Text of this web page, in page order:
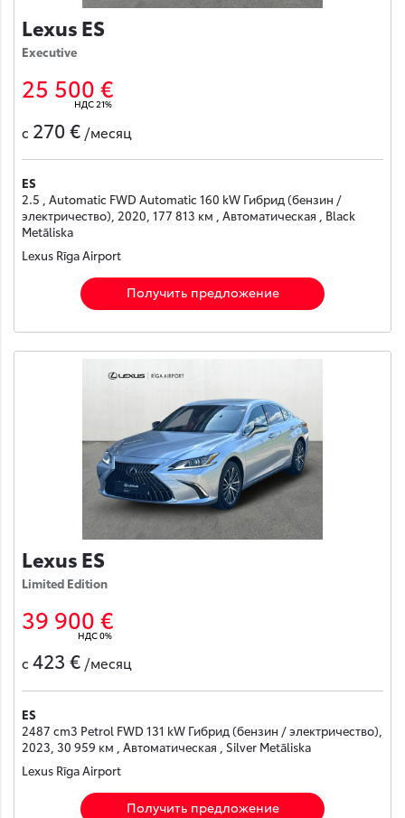
Lexus ES
Executive
25 500 €
НДС 21%
с 270 € /месяц
ES
2.5 , Automatic FWD Automatic 160 kW Гибрид (бензин /
электричество), 2020, 177 813 км , Автоматическая , Black
Metāliska
Lexus Rīga Airport
Получить предложение
Lexus ES
Limited Edition
39 900 €
НДС 0%
с 423 € /месяц
ES
2487 cm3 Petrol FWD 131 kW Гибрид (бензин / электричество),
2023, 30 959 км , Автоматическая , Silver Metāliska
Lexus Rīga Airport
Получить предложение